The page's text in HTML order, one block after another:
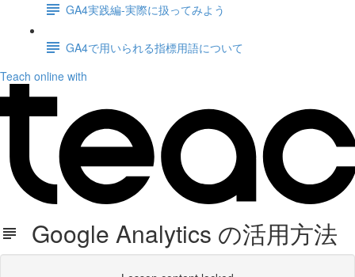
GA4実践編-実際に扱ってみよう
GA4で用いられる指標用語について
Teach online with
Google Analytics の活用方法